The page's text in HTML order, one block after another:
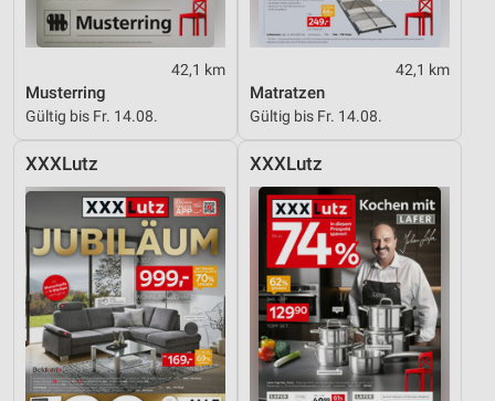
42,1 km
Musterring
Gültig bis Fr. 14.08.
42,1 km
Matratzen
Gültig bis Fr. 14.08.
XXXLutz XXXLutz